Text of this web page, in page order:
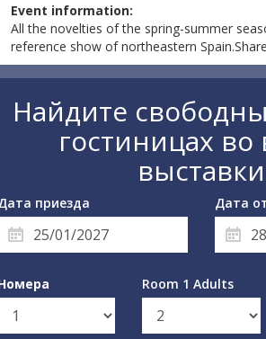
Event information:
All the novelties of the spring-summer
reference show of northeastern Spain.Share
Найдите
гостиницах во
выставки
приезда Дата
Room 1 Adults